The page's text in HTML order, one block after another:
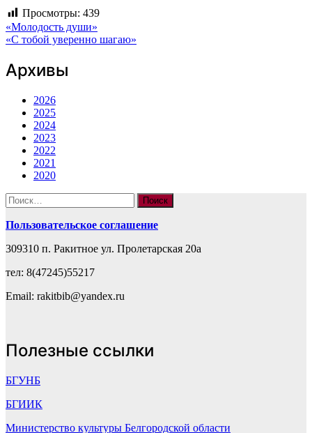
Просмотры: 439
Навигация
по
записям
«Молодость души»
«С тобой уверенно шагаю»
Архивы
2026
2025
2024
2023
2022
2021
2020
Найти:
Пользовательское соглашение
309310 п. Ракитное ул. Пролетарская 20а
тел: 8(47245)55217
Email: rakitbib@yandex.ru
Полезные ссылки
БГУНБ
БГИИК
Министерство культуры Белгородской области